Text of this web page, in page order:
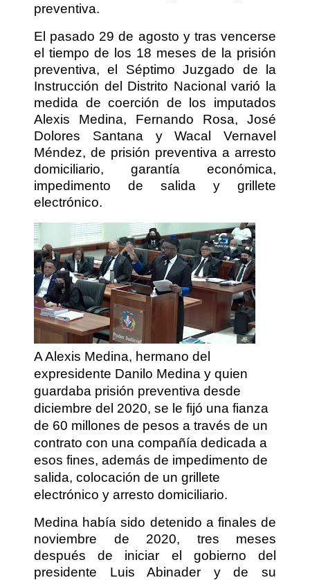
preventiva.
El pasado 29 de agosto y tras vencerse
el tiempo de los 18 meses de la prisión
preventiva, el Séptimo Juzgado de la
Instrucción del Distrito Nacional varió la
medida de coerción de los imputados
Alexis Medina, Fernando Rosa, José
Dolores Santana y Wacal Vernavel
Méndez, de prisión preventiva a arresto
domiciliario, garantía económica,
impedimento de salida y grillete
electrónico.
A Alexis Medina, hermano del
expresidente Danilo Medina y quien
guardaba prisión preventiva desde
diciembre del 2020, se le fijó una fianza
de 60 millones de pesos a través de un
contrato con una compañía dedicada a
esos fines, además de impedimento de
salida, colocación de un grillete
electrónico y arresto domiciliario.
Medina había sido detenido a finales de
noviembre de 2020, tres meses
después de iniciar el gobierno del
presidente Luis Abinader y de su